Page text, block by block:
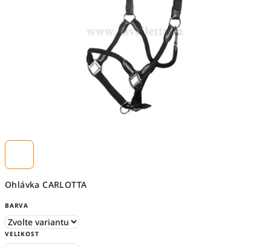
Ohlávka CARLOTTA
BARVA
VELIKOST